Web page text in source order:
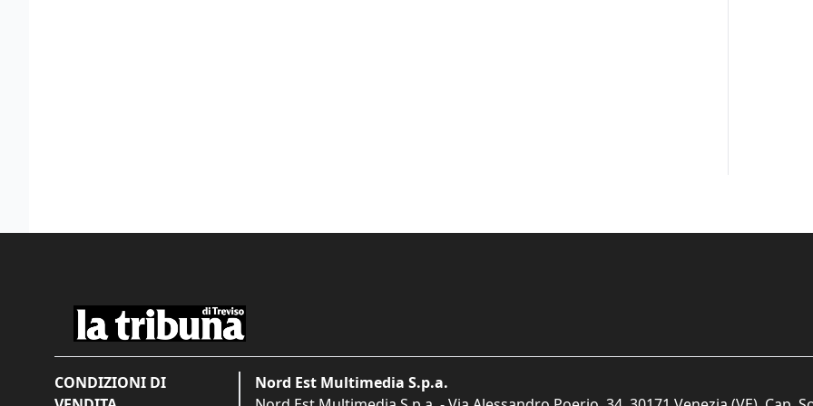
CONDIZIONI DI
Nord Est Multimedia S.p.a.